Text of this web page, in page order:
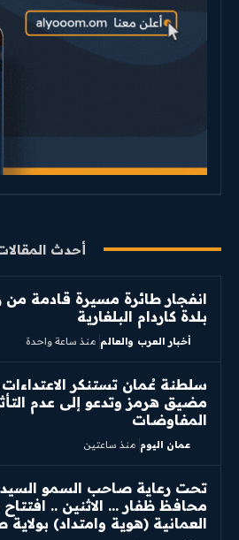
أحدث
انفجار طائرة مسيرة قادمة من
بلدة كاردام البلغارية
أخبار العرب والعالم منذ ساعة واحدة
سلطنة عُمان تستنكر
مضيق هرمز وتدعو إلى عدم
المفاوضات
عمان اليوم منذ ساعتين
تحت رعاية صاحب السمو
محافظ ظفار … الاثنين ..
العمانية (هوية وامتداد) بولاية